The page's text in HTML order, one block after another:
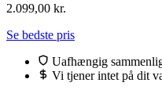
2.099,00 kr.
Se bedste pris
Uafhængig
Vi tjener intet på dit